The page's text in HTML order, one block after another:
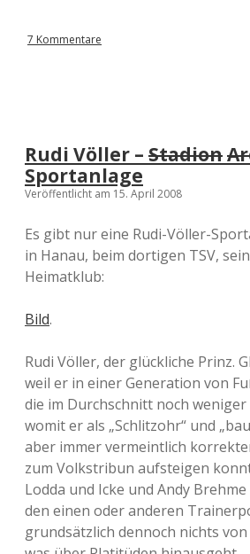
7 Kommentare
Rudi Völler – Stadion
Sportanlage
Veröffentlicht am 15. April 2008
Es gibt nur eine Rudi-Völler-
in Hanau, beim dortigen TSV,
Heimatklub:
Bild.
Rudi Völler, der glückliche Prinz.
weil er in einer Generation von
die im Durchschnitt noch weniger
womit er als „Schlitzohr“ und
aber immer vermeintlich
zum Volkstribun aufsteigen
Lodda und Icke und Andy
den einen oder anderen
grundsätzlich dennoch nichts